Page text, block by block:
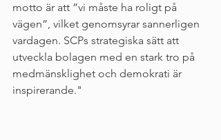
motto är att ”vi måste ha roligt på
vägen”, vilket genomsyrar sannerligen
vardagen. SCPs strategiska sätt att
utveckla bolagen med en stark tro på
medmänsklighet och demokrati är
inspirerande."